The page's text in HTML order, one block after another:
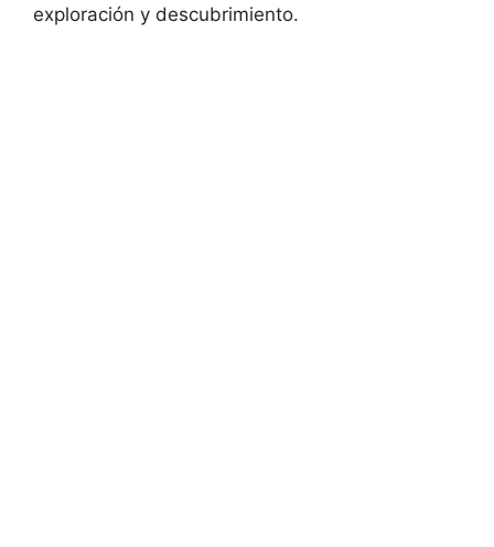
exploración y descubrimiento.